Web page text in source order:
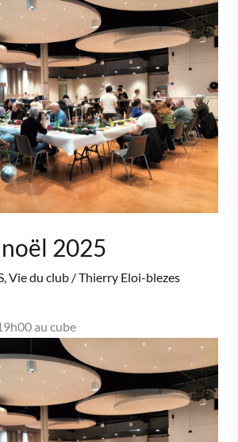
2025
,Vie du club/Thierry Eloi-blezes
au cube